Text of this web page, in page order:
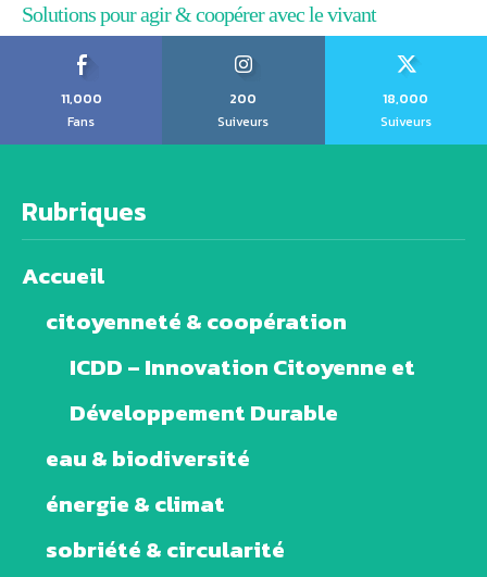
Solutions pour agir & coopérer avec le vivant
11,000
Fans
200
Suiveurs
18,000
Suiveurs
Rubriques
Accueil
citoyenneté & coopération
ICDD – Innovation Citoyenne et
Développement Durable
eau & biodiversité
énergie & climat
sobriété & circularité